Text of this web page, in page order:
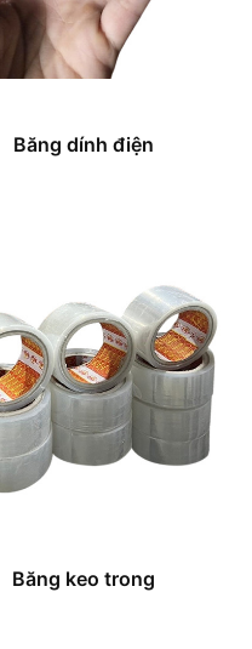
Băng dính điện
Băng keo trong